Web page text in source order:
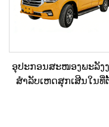
ອຸປະກອນສະໜອງພະລັງ
ສຳລັບເຫດສຸກເສີນໃນທີ່